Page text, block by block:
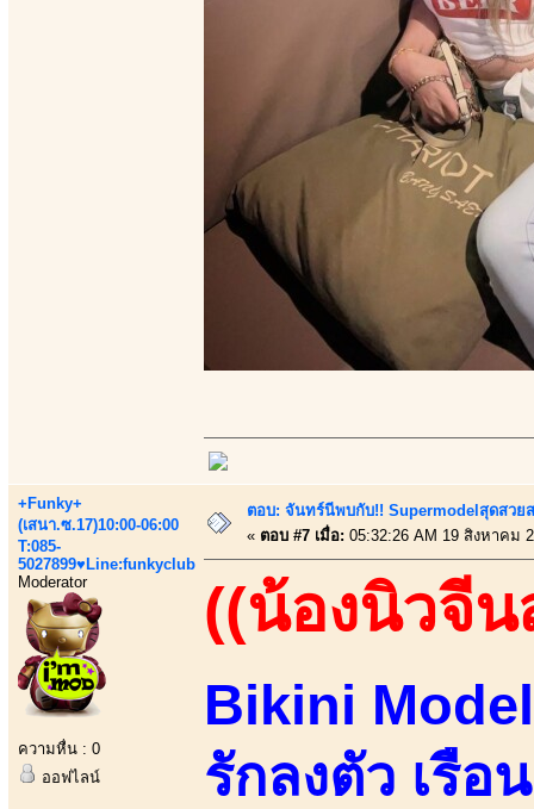
+Funky+
(เสนา.ซ.17)10:00-06:00
T:085-
5027899♥Line:funkyclub
Moderator
ความหื่น : 0
ออฟไลน์
ตอบ: จันทร์นีพบกับ!! Supermodelสุดสวย
« ตอบ #7 เมื่อ: 05:32:26 AM 19 สิงหาคม
((น้องนิวจีน
Bikini
รักลงตัว เรือ